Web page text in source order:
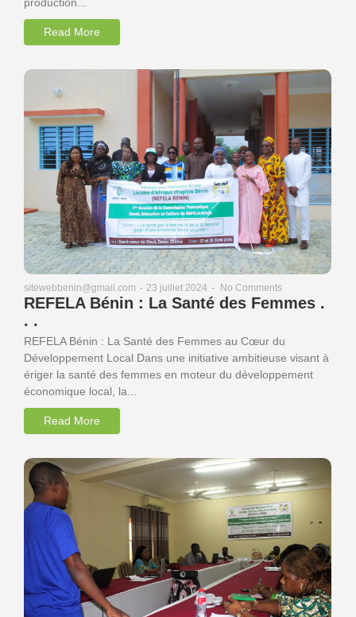
Read More
sitewebbenin@gmail.com - 23 juillet 2024 - No Comments
REFELA Bénin : La Santé des Femmes .
. .
REFELA Bénin : La Santé des Femmes au Cœur du
Développement Local Dans une initiative ambitieuse visant à
ériger la santé des femmes en moteur du développement
économique local, la...
Read More